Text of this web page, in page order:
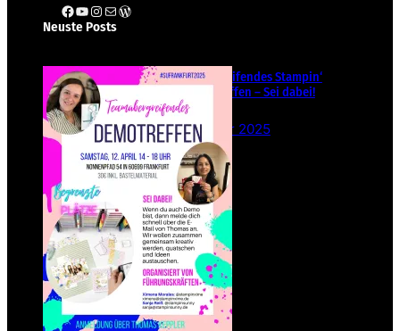
Facebook YouTube Instagram E-Mail WordPress
Neuste Posts
Teamübergreifendes Stampin‘
Up! Demotreffen – Sei dabei!
26. Februar 2025